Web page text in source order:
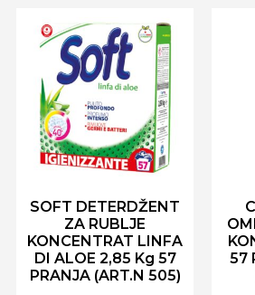
SOFT DETERDŽENT
ZA RUBLJE
KONCENTRAT LINFA
DI ALOE 2,85 Kg 57
PRANJA (ART.N 505)
57